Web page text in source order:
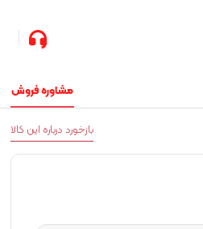
مشاوره فروش
بازخورد درباره این کالا